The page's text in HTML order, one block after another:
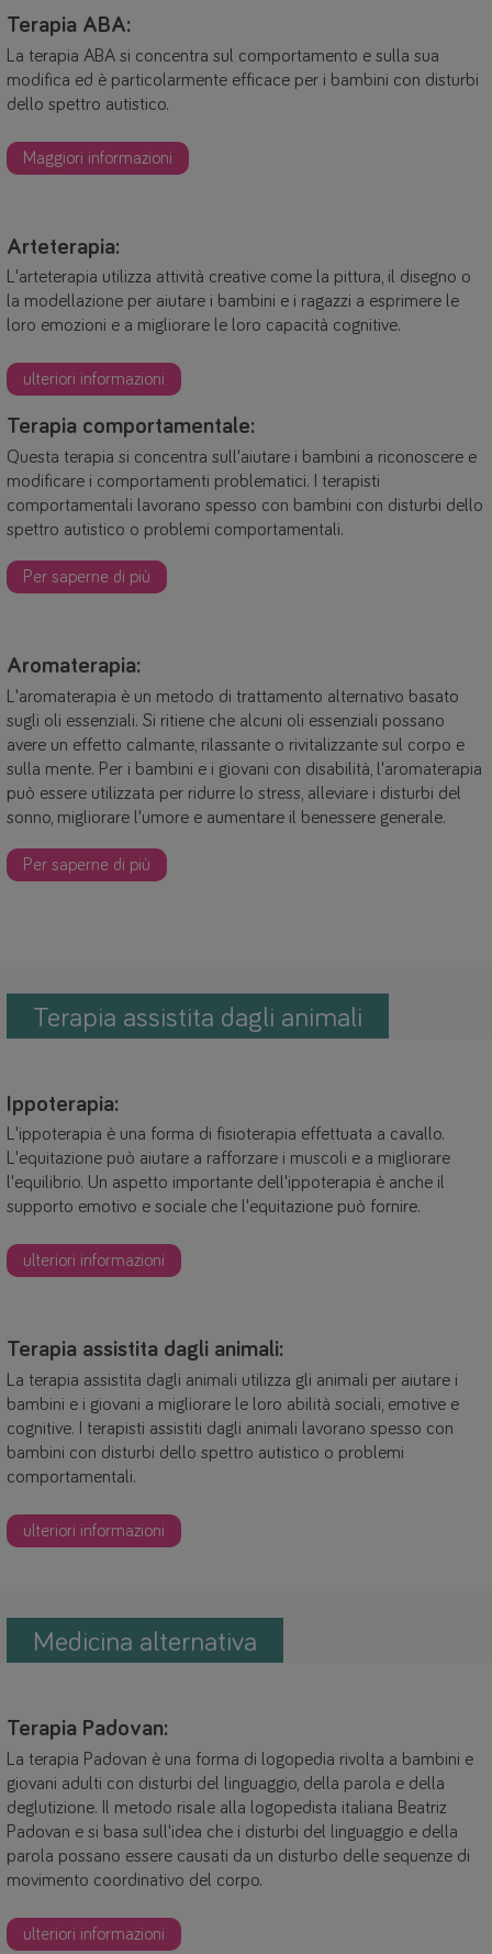
Terapia ABA:
La terapia ABA si concentra sul comportamento e sulla sua
modifica ed è particolarmente efficace per i bambini con disturbi
dello spettro autistico.
Maggiori informazioni
Arteterapia:
L'arteterapia utilizza attività creative come la pittura, il disegno o
la modellazione per aiutare i bambini e i ragazzi a esprimere le
loro emozioni e a migliorare le loro capacità cognitive.
ulteriori informazioni
Terapia comportamentale:
Questa terapia si concentra sull'aiutare i bambini a riconoscere e
modificare i comportamenti problematici. I terapisti
comportamentali lavorano spesso con bambini con disturbi dello
spettro autistico o problemi comportamentali.
Per saperne di più
Aromaterapia:
L'aromaterapia è un metodo di trattamento alternativo basato
sugli oli essenziali. Si ritiene che alcuni oli essenziali possano
avere un effetto calmante, rilassante o rivitalizzante sul corpo e
sulla mente. Per i bambini e i giovani con disabilità, l'aromaterapia
può essere utilizzata per ridurre lo stress, alleviare i disturbi del
sonno, migliorare l'umore e aumentare il benessere generale.
Per saperne di più
Terapia assistita dagli animali
Ippoterapia:
L'ippoterapia è una forma di fisioterapia effettuata a cavallo.
L'equitazione può aiutare a rafforzare i muscoli e a migliorare
l'equilibrio. Un aspetto importante dell'ippoterapia è anche il
supporto emotivo e sociale che l'equitazione può fornire.
ulteriori informazioni
Terapia assistita dagli animali:
La terapia assistita dagli animali utilizza gli animali per aiutare i
bambini e i giovani a migliorare le loro abilità sociali, emotive e
cognitive. I terapisti assistiti dagli animali lavorano spesso con
bambini con disturbi dello spettro autistico o problemi
comportamentali.
ulteriori informazioni
Medicina alternativa
Terapia Padovan:
La terapia Padovan è una forma di logopedia rivolta a bambini e
giovani adulti con disturbi del linguaggio, della parola e della
deglutizione. Il metodo risale alla logopedista italiana Beatriz
Padovan e si basa sull'idea che i disturbi del linguaggio e della
parola possano essere causati da un disturbo delle sequenze di
movimento coordinativo del corpo.
ulteriori informazioni